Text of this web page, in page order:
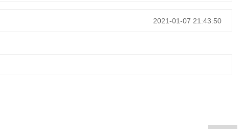
2021-01-07 21:43:50